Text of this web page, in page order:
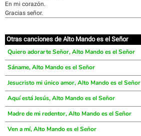
En mi corazón.
Gracias señor.
Otras canciones de Alto Mando es el Señor
Quiero adorarte Señor, Alto Mando es el Señor
Sáname, Alto Mando es el Señor
Jesucristo mi único amor, Alto Mando es el Señor
Aquí está Jesús, Alto Mando es el Señor
Madre de mi redentor, Alto Mando es el Señor
Ven a mí, Alto Mando es el Señor